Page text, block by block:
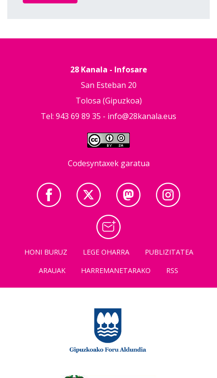
28 Kanala - Infosare
San Esteban 20
Tolosa (Gipuzkoa)
Tel: 943 69 89 35 - info@28kanala.eus
Codesyntaxek garatua
HONI BURUZ LEGE OHARRA
PUBLIZITATEA
ARAUAK
HARREMANETARAKO RSS